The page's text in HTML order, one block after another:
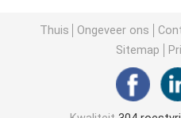
De Strook van het
Roestvast stalen striprol
Thuis Ongeveer ons
Sitemap